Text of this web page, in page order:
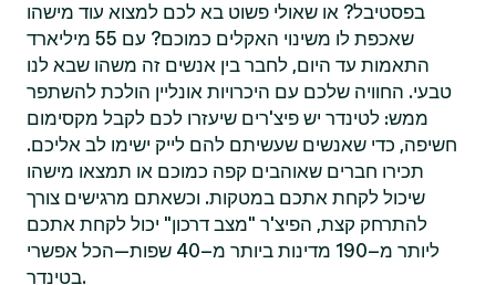
בפסטיבל? או שאולי פשוט בא לכם למצוא עוד מישהו
שאכפת לו משינוי האקלים כמוכם? עם 55 מיליארד
התאמות עד היום, לחבר בין אנשים זה משהו שבא לנו
טבעי. החוויה שלכם עם היכרויות אונליין הולכת להשתפר
ממש: לטינדר יש פיצ'רים שיעזרו לכם לקבל מקסימום
חשיפה, כדי שאנשים שעשיתם להם לייק ישימו לב אליכם.
תכירו חברים שאוהבים קפה כמוכם או תמצאו מישהו
שיכול לקחת אתכם במטקות. וכשאתם מרגישים צורך
להתרחק קצת, הפיצ'ר "מצב דרכון" יכול לקחת אתכם
ליותר מ–190 מדינות ביותר מ–40 שפות—הכל אפשרי
בטינדר.